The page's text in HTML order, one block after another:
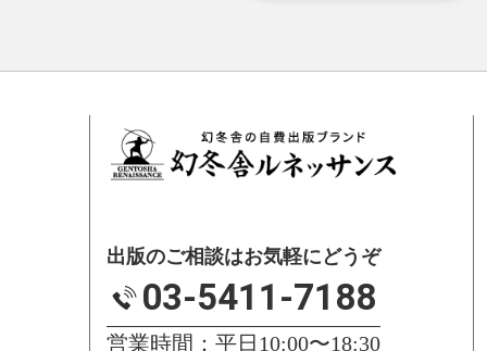
出版のご相談はお気軽にどうぞ
03-5411-7188
営業時間：平日10:00〜18:30